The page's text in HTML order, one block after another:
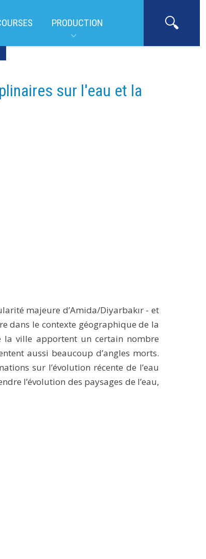
PRODUCTION
sur l'eau et la
majeure d’Amida/Diyarbakır - et
dans le contexte géographique de la
la ville apportent un certain nombre
aussi beaucoup d’angles morts.
sur l’évolution récente de l’eau
l’évolution des paysages de l’eau,